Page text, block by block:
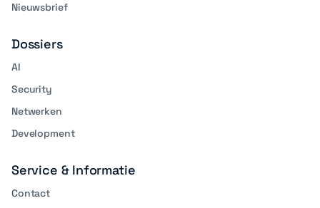
Nieuwsbrief
Dossiers
AI
Security
Netwerken
Development
Service & Informatie
Contact